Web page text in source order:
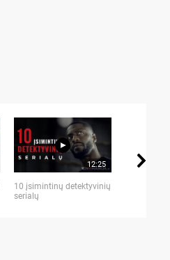
12:25
10 įsimintinų detektyvinių
serialų